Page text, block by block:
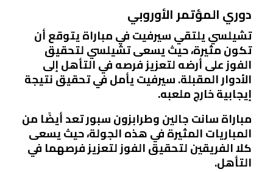
دوري المؤتمر الأوروبي
تشيلسي يلتقي سيرفيت في مباراة يتوقع أن
تكون مثيرة، حيث يسعى تشيلسي لتحقيق
الفوز على أرضه لتعزيز فرصه في التأهل إلى
الأدوار المقبلة. سيرفيت يأمل في تحقيق نتيجة
إيجابية خارج ملعبه.
مباراة سانت جالين وطرابزون سبور تعد أيضًا من
المباريات المثيرة في هذه الجولة، حيث يسعى
كلا الفريقين لتحقيق الفوز لتعزيز فرصهما في
التأهل.